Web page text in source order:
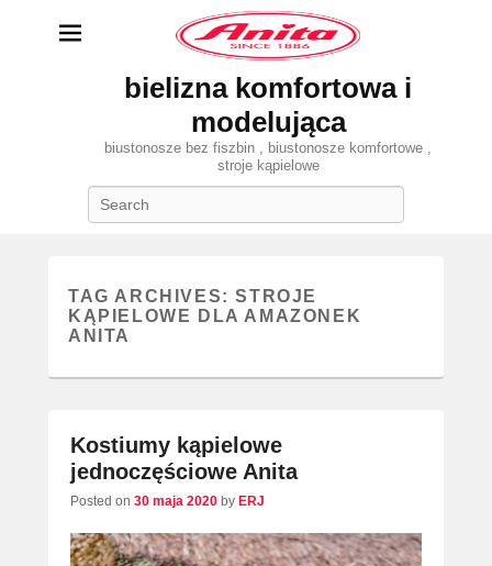
bielizna komfortowa i
modelująca
biustonosze bez fiszbin , biustonosze komfortowe ,
stroje kąpielowe
TAG ARCHIVES:STROJE
KĄPIELOWE DLA AMAZONEK
ANITA
Kostiumy kąpielowe
jednoczęściowe Anita
Posted on 30 maja 2020 by ERJ